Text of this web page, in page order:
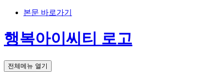
본문 바로가기
행복아이씨티 로고
전체메뉴 열기